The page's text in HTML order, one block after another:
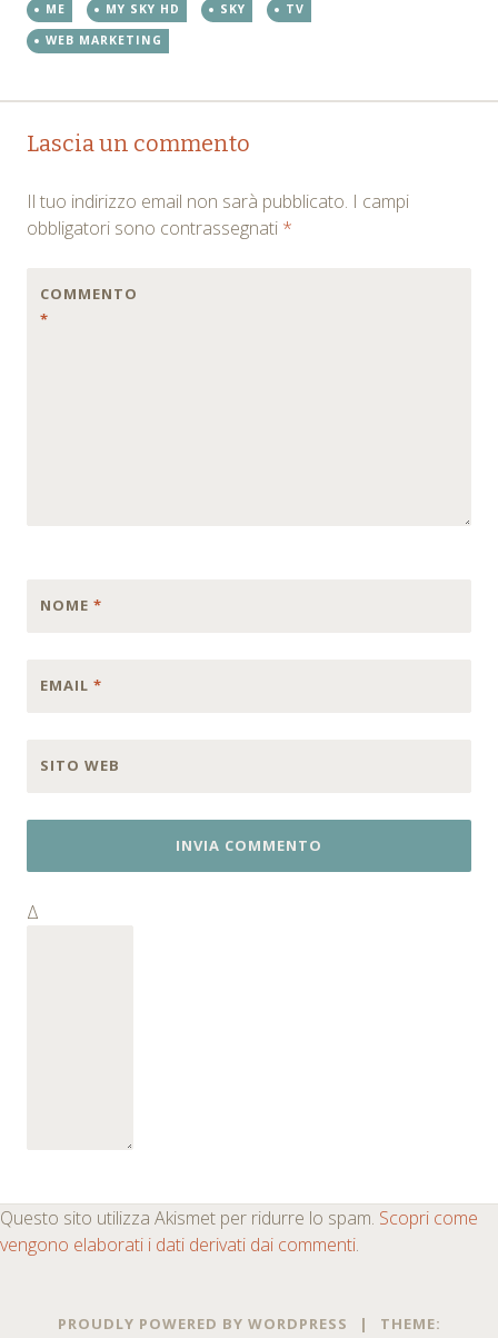
ME
MY SKY HD SKY
TV
WEB MARKETING
Post
Lascia un commento
Il tuo indirizzo email non sarà pubblicato. I campi
obbligatori sono contrassegnati *
COMMENTO
*
NOME *
EMAIL *
SITO WEB
Δ
Questo sito utilizza Akismet per ridurre lo spam. Scopri come
vengono elaborati i dati derivati dai commenti.
PROUDLY POWERED BY WORDPRESS | THEME: